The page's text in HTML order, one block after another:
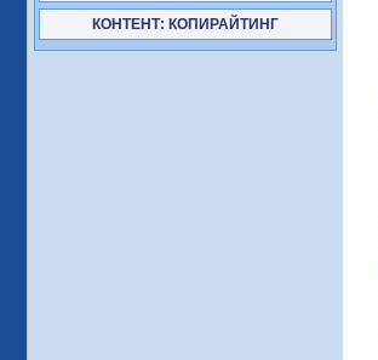
КОНТЕНТ: КОПИРАЙТИНГ